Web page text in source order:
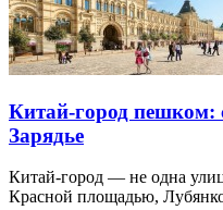
Китай-город
Зарядье
Китай-город — не одна
Красной площадью,